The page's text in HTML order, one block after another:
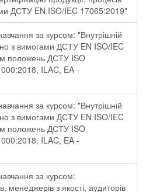
ДСТУ EN ISO/IEC 17065:2019"
за курсом: "Внутрішній
з вимогами ДСТУ EN ISO/IEC
положень ДСТУ ISO
ILAC, EA -
за курсом: "Внутрішній
з вимогами ДСТУ EN ISO/IEC
положень ДСТУ ISO
ILAC, EA -
за курсом:
менеджерів з якості, аудиторів